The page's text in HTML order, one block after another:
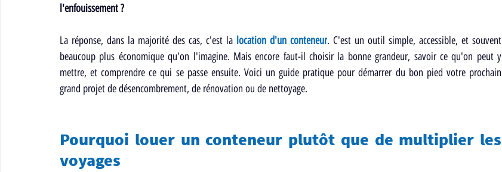
l'enfouissement ?
La réponse, dans la majorité des cas, c'est la location d'un conteneur. C'est un outil simple, accessible, et souvent
beaucoup plus économique qu'on l'imagine. Mais encore faut-il choisir la bonne grandeur, savoir ce qu'on peut y
mettre, et comprendre ce qui se passe ensuite. Voici un guide pratique pour démarrer du bon pied votre prochain
grand projet de désencombrement, de rénovation ou de nettoyage.
Pourquoi louer un conteneur plutôt que de multiplier les
voyages